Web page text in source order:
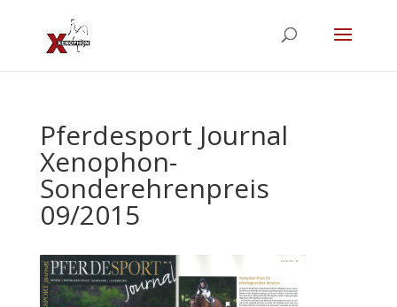
Pferdesport Journal
Xenophon-
Sonderehrenpreis
09/2015